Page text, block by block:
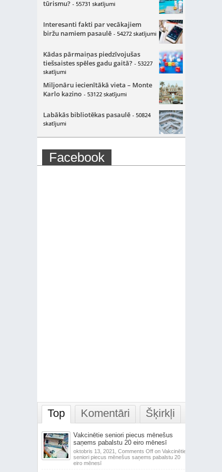
tūrismu? - 55731 skatījumi
Interesanti fakti par vecākajiem
biržu namiem pasaulē - 54272 skatījumi
Kādas pārmaiņas piedzīvojušas
tiešsaistes spēles gadu gaitā? - 53227
skatījumi
Miljonāru iecienītākā vieta – Monte
Karlo kazino - 53122 skatījumi
Labākās bibliotēkas pasaulē - 50824
skatījumi
Facebook
Top Komentāri Šķirkļi
Vakcinētie seniori piecus mēnešus
saņems pabalstu 20 eiro mēnesī
oktobris 13, 2021, Comments Offon Vakcinētie
seniori piecus mēnešus saņems pabalstu 20
eiro mēnesī